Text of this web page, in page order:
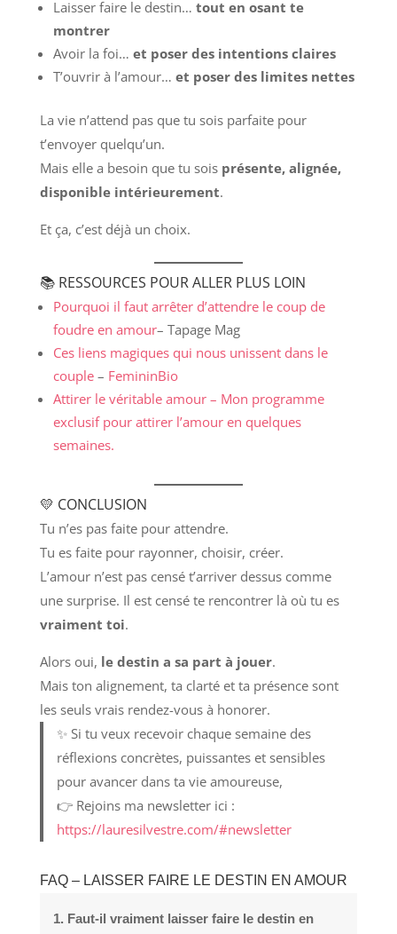
Laisser faire le destin… tout en osant te
montrer
Avoir la foi… et poser des intentions claires
T’ouvrir à l’amour… et poser des limites nettes
La vie n’attend pas que tu sois parfaite pour
t’envoyer quelqu’un.
Mais elle a besoin que tu sois présente, alignée,
disponible intérieurement.
Et ça, c’est déjà un choix.
📚 RESSOURCES POUR ALLER PLUS LOIN
Pourquoi il faut arrêter d’attendre le coup de
foudre en amour– Tapage Mag
Ces liens magiques qui nous unissent dans le
couple– FemininBio
Attirer le véritable amour – Mon programme
exclusif pour attirer l’amour en quelques
semaines.
💛 CONCLUSION
Tu n’es pas faite pour attendre.
Tu es faite pour rayonner, choisir, créer.
L’amour n’est pas censé t’arriver dessus comme
une surprise. Il est censé te rencontrer là où tu es
vraiment toi.
Alors oui, le destin a sa part à jouer.
Mais ton alignement, ta clarté et ta présence sont
les seuls vrais rendez-vous à honorer.
✨ Si tu veux recevoir chaque semaine des
réflexions concrètes, puissantes et sensibles
pour avancer dans ta vie amoureuse,
👉 Rejoins ma newsletter ici :
https://lauresilvestre.com/#newsletter
FAQ – LAISSER FAIRE LE DESTIN EN AMOUR
1. Faut-il vraiment laisser faire le destin en